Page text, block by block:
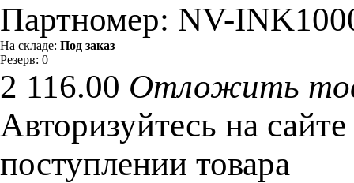
Партномер: NV-
На складе: Под заказ
Резерв: 0
2 116.00 Отложить
Авторизуйтесь на
поступлении товара